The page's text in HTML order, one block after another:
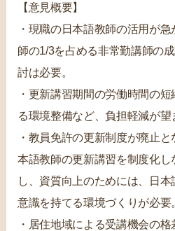
【意見概要】
・現職の日本語教師の活用が
師の1/3を占める非常勤講師の
討は必要。
・更新講習期間の労働時間の
る環境整備など、負担軽減が望
・教員免許の更新制度が廃止
本語教師の更新講習を制度化
し、資質向上のためには、日
意識を持てる環境づくりが必要
・居住地域による受講機会の